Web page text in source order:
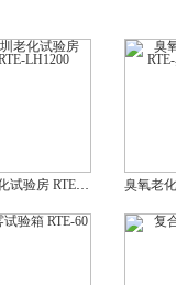
深圳老化试验房 RTE-LH1200